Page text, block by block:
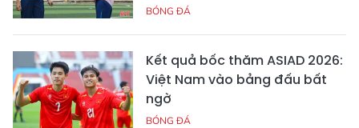
BÓNG ĐÁ
Kết quả bốc thăm ASIAD 2026:
Việt Nam vào bảng đấu bất
ngờ
BÓNG ĐÁ